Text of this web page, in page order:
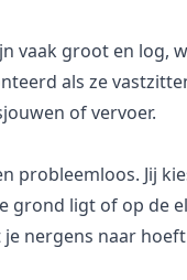
vaak groot en log,
als ze
of vervoer.
probleemloos. Jij
ligt of op de
nergens naar